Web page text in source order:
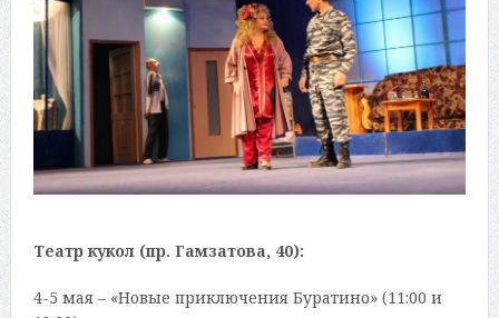
Театр кукол (пр. Гамзатова, 40):
4-5 мая – «Новые приключения Буратино» (11:00 и